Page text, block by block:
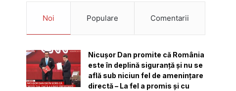
Noi Populare Comentarii
Nicușor Dan promite că România
este în deplină siguranță și nu se
află sub niciun fel de amenințare
directă – La fel a promis și cu